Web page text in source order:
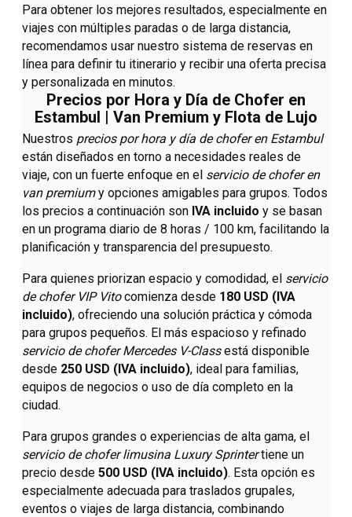
Para obtener los mejores resultados, especialmente en
viajes con múltiples paradas o de larga distancia,
recomendamos usar nuestro sistema de reservas en
línea para definir tu itinerario y recibir una oferta precisa
y personalizada en minutos.
Precios por Hora y Día de Chofer en
Estambul | Van Premium y Flota de Lujo
Nuestros precios por hora y día de chofer en Estambul
están diseñados en torno a necesidades reales de
viaje, con un fuerte enfoque en el servicio de chofer en
van premiumy opciones amigables para grupos. Todos
los precios a continuación son IVA incluido y se basan
en un programa diario de 8 horas / 100 km, facilitando la
planificación y transparencia del presupuesto.
Para quienes priorizan espacio y comodidad, el servicio
de chofer VIP Vitocomienza desde 180 USD (IVA
incluido), ofreciendo una solución práctica y cómoda
para grupos pequeños. El más espacioso y refinado
servicio de chofer Mercedes V-Classestá disponible
desde 250 USD (IVA incluido), ideal para familias,
equipos de negocios o uso de día completo en la
ciudad.
Para grupos grandes o experiencias de alta gama, el
servicio de chofer limusina Luxury Sprintertiene un
precio desde500 USD (IVA incluido). Esta opción es
especialmente adecuada para traslados grupales,
eventos o viajes de larga distancia, combinando